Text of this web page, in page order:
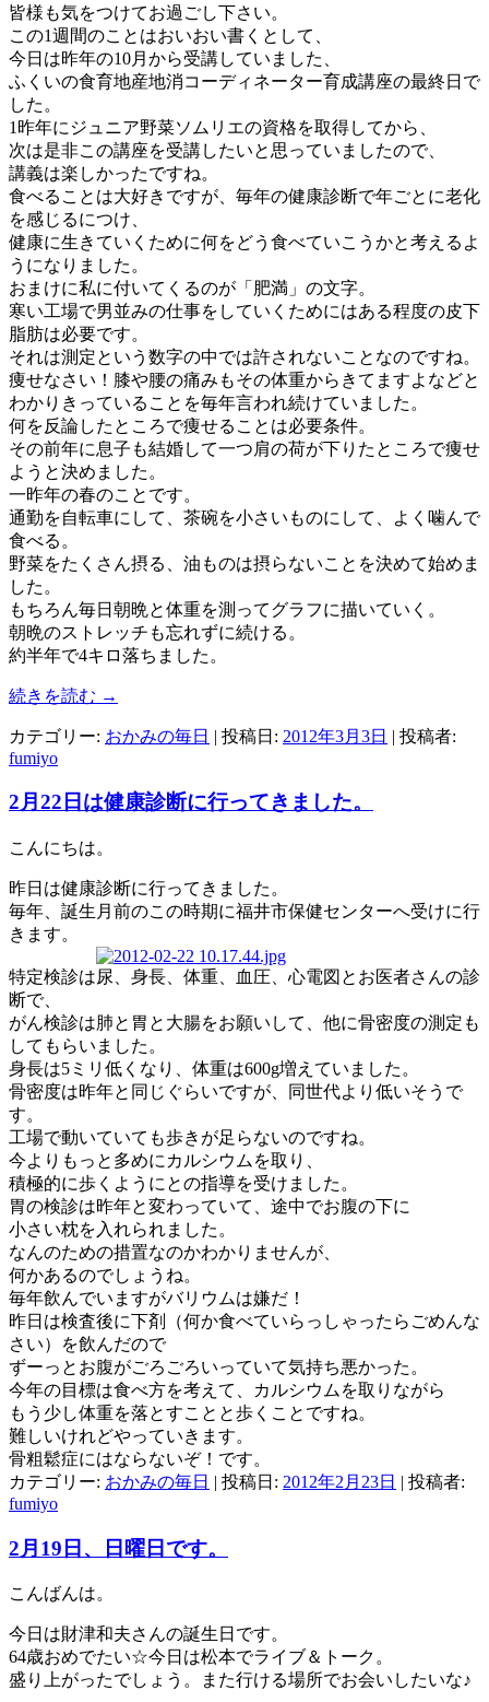
皆様も気をつけてお過ごし下さい。
この1週間のことはおいおい書くとして、
今日は昨年の10月から受講していました、
ふくいの食育地産地消コーディネーター育成講座の最終日で
した。
1昨年にジュニア野菜ソムリエの資格を取得してから、
次は是非この講座を受講したいと思っていましたので、
講義は楽しかったですね。
食べることは大好きですが、毎年の健康診断で年ごとに老化
を感じるにつけ、
健康に生きていくために何をどう食べていこうかと考えるよ
うになりました。
おまけに私に付いてくるのが「肥満」の文字。
寒い工場で男並みの仕事をしていくためにはある程度の皮下
脂肪は必要です。
それは測定という数字の中では許されないことなのですね。
痩せなさい！膝や腰の痛みもその体重からきてますよなどと
わかりきっていることを毎年言われ続けていました。
何を反論したところで痩せることは必要条件。
その前年に息子も結婚して一つ肩の荷が下りたところで痩せ
ようと決めました。
一昨年の春のことです。
通勤を自転車にして、茶碗を小さいものにして、よく噛んで
食べる。
野菜をたくさん摂る、油ものは摂らないことを決めて始めま
した。
もちろん毎日朝晩と体重を測ってグラフに描いていく。
朝晩のストレッチも忘れずに続ける。
約半年で4キロ落ちました。
続きを読む →
カテゴリー: おかみの毎日 | 投稿日: 2012年3月3日 | 投稿者:
fumiyo
2月22日は健康診断に行ってきました。
こんにちは。
昨日は健康診断に行ってきました。
毎年、誕生月前のこの時期に福井市保健センターへ受けに行
きます。
特定検診は尿、身長、体重、血圧、心電図とお医者さんの診
断で、
がん検診は肺と胃と大腸をお願いして、他に骨密度の測定も
してもらいました。
身長は5ミリ低くなり、体重は600g増えていました。
骨密度は昨年と同じぐらいですが、同世代より低いそうで
す。
工場で動いていても歩きが足らないのですね。
今よりもっと多めにカルシウムを取り、
積極的に歩くようにとの指導を受けました。
胃の検診は昨年と変わっていて、途中でお腹の下に
小さい枕を入れられました。
なんのための措置なのかわかりませんが、
何かあるのでしょうね。
毎年飲んでいますがバリウムは嫌だ！
昨日は検査後に下剤（何か食べていらっしゃったらごめんな
さい）を飲んだので
ずーっとお腹がごろごろいっていて気持ち悪かった。
今年の目標は食べ方を考えて、カルシウムを取りながら
もう少し体重を落とすことと歩くことですね。
難しいけれどやっていきます。
骨粗鬆症にはならないぞ！です。
カテゴリー: おかみの毎日 | 投稿日: 2012年2月23日 | 投稿者:
fumiyo
2月19日、日曜日です。
こんばんは。
今日は財津和夫さんの誕生日です。
64歳おめでたい☆今日は松本でライブ＆トーク。
盛り上がったでしょう。また行ける場所でお会いしたいな♪